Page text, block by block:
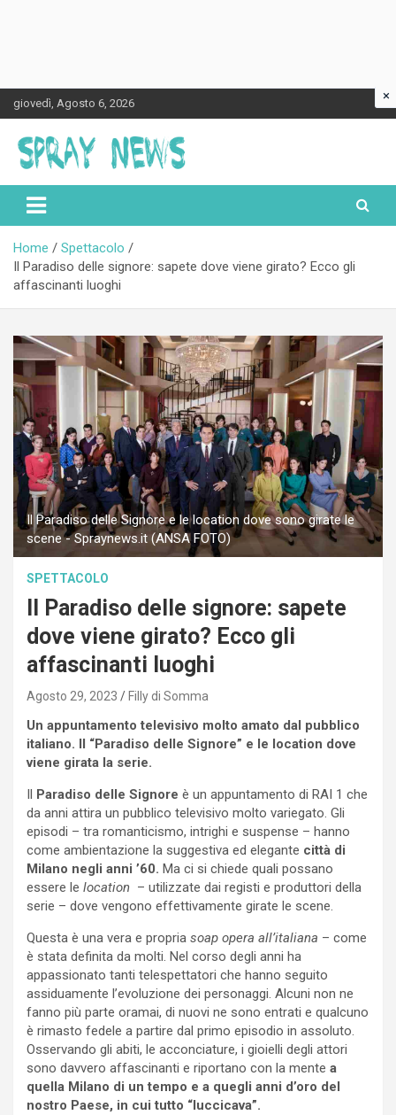
Skip
to
content
giovedì, Agosto 6, 2026
Spraynews.it
Home
Spettacolo
Il Paradiso delle signore: sapete dove viene girato? Ecco gli
affascinanti luoghi
Il Paradiso delle Signore e le location dove sono girate le
scene - Spraynews.it (ANSA FOTO)
SPETTACOLO
Il Paradiso delle signore: sapete
dove viene girato? Ecco gli
affascinanti luoghi
Agosto 29, 2023 Filly di Somma
Un appuntamento televisivo molto amato dal pubblico
italiano. Il “Paradiso delle Signore” e le location dove
viene girata la serie.
Paradiso delle Signore è un appuntamento di RAI 1 che
da anni attira un pubblico televisivo molto variegato. Gli
episodi – tra romanticismo, intrighi e suspense – hanno
come ambientazione la suggestiva ed elegante città di
Milano negli anni ’60. Ma ci si chiede quali possano
essere le location – utilizzate dai registi e produttori della
serie – dove vengono effettivamente girate le scene.
Questa è una vera e propria soap opera all’italiana – come
è stata definita da molti. Nel corso degli anni ha
appassionato tanti telespettatori che hanno seguito
assiduamente l’evoluzione dei personaggi. Alcuni non ne
fanno più parte oramai, di nuovi ne sono entrati e qualcuno
è rimasto fedele a partire dal primo episodio in assoluto.
Osservando gli abiti, le acconciature, i gioielli degli attori
sono davvero affascinanti e riportano con la mente a
quella Milano di un tempo e a quegli anni d’oro del
nostro Paese, in cui tutto “luccicava”.
×